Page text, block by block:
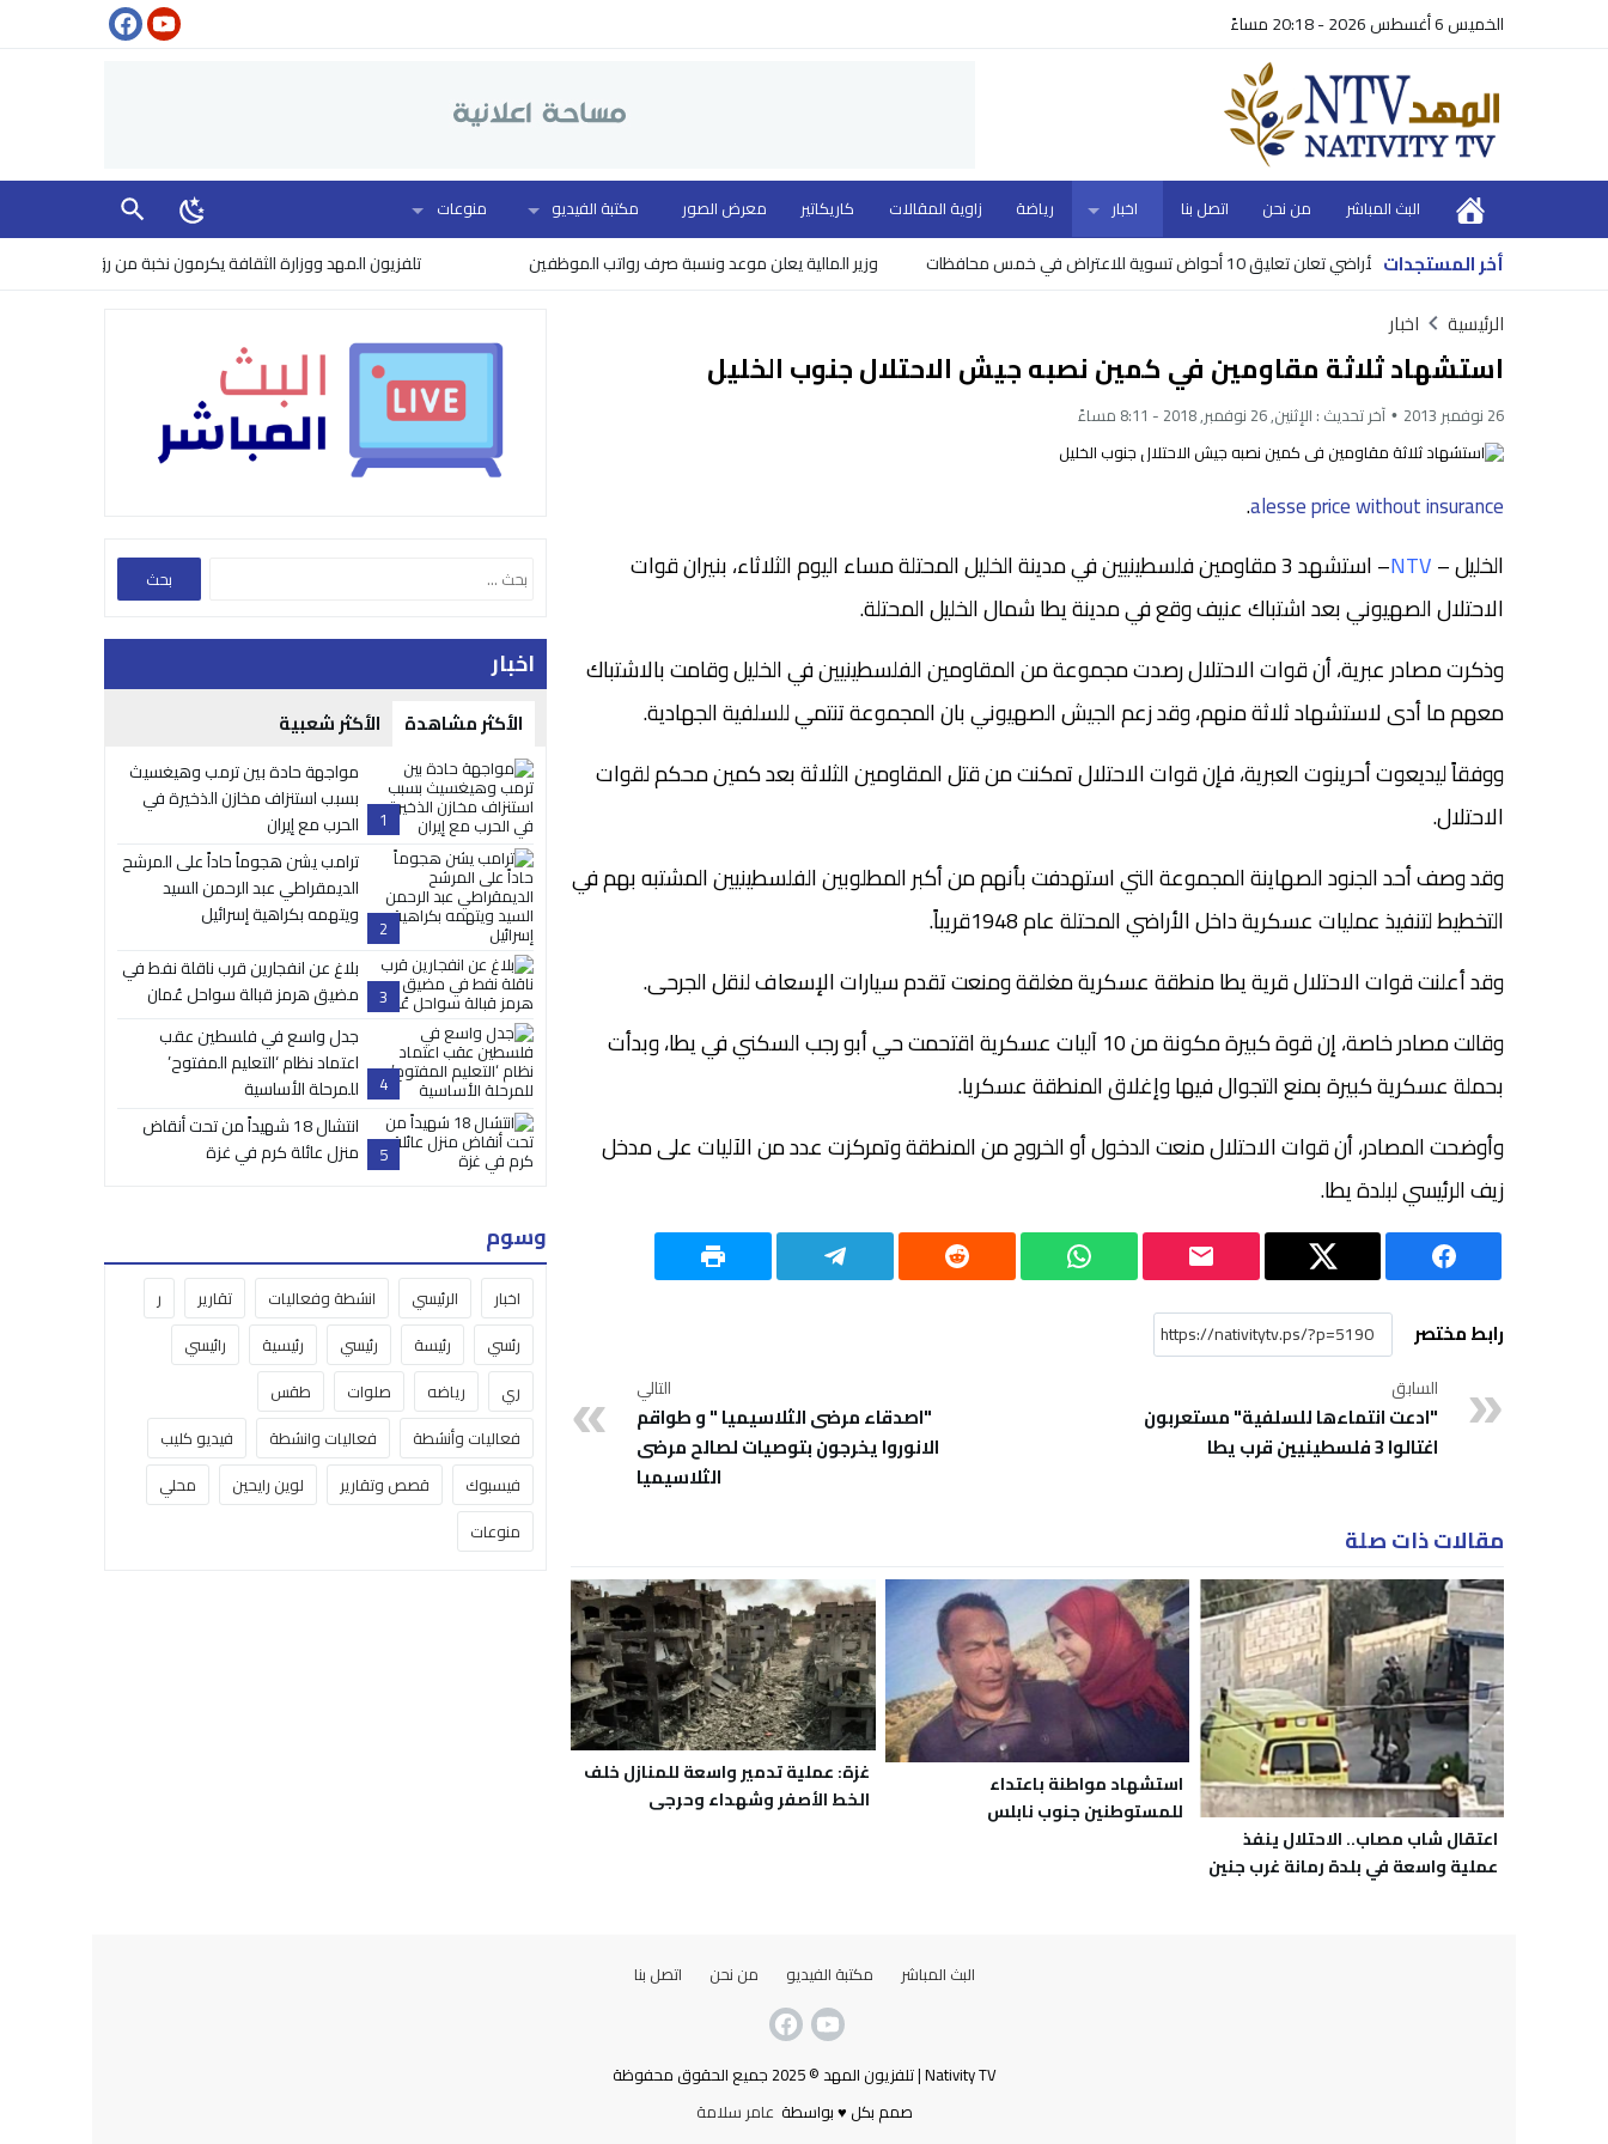
الخميس 6 أغسطس 2026 - 20:18 مساءً
البث المباشر من نحن اتصل بنا اخبار رياضة زاوية المقالات كاريكاتير معرض الصور مكتبة الفيديو منوعات
أخر المستجدات تلفزيون المهد ووزارة الثقافة يكرمون نخبة من روّاد العمل الإعلامي سلطة الأراضي تعلن تعليق 10 أحواض تسوية للاعتراض في خمس محافظات وزير المالية يعلن موعد ونسبة صرف رواتب الموظفين
الرئيسية اخبار
استشهاد ثلاثة مقاومين في كمين نصبه جيش الاحتلال جنوب الخليل
26 نوفمبر 2013 آخر تحديث : الإثنين, 26 نوفمبر, 2018 - 8:11 مساءً
alesse price without insurance
.
الخليل –NTV
– استشهد 3 مقاومين فلسطينيين في مدينة الخليل المحتلة مساء اليوم الثلاثاء، بنيران قوات
الاحتلال الصهيوني بعد اشتباك عنيف وقع في مدينة يطا شمال الخليل المحتلة.
وذكرت مصادر عبرية، أن قوات الاحتلال رصدت مجموعة من المقاومين الفلسطينيين في الخليل وقامت بالاشتباك
معهم ما أدى لاستشهاد ثلاثة منهم، وقد زعم الجيش الصهيوني بان المجموعة تنتمي للسلفية الجهادية.
ووفقاً ليديعوت أحرينوت العبرية، فإن قوات الاحتلال تمكنت من قتل المقاومين الثلاثة بعد كمين محكم لقوات
الاحتلال.
وقد وصف أحد الجنود الصهاينة المجموعة التي استهدفت بأنهم من أكبر المطلوبين الفلسطينيين المشتبه بهم في
التخطيط لتنفيذ عمليات عسكرية داخل الأراضي المحتلة عام 1948قريباً.
وقد أعلنت قوات الاحتلال قرية يطا منطقة عسكرية مغلقة ومنعت تقدم سيارات الإسعاف لنقل الجرحى.
وقالت مصادر خاصة، إن قوة كبيرة مكونة من 10 آليات عسكرية اقتحمت حي أبو رجب السكني في يطا، وبدأت
بحملة عسكرية كبيرة بمنع التجوال فيها وإغلاق المنطقة عسكريا.
وأوضحت المصادر، أن قوات الاحتلال منعت الدخول أو الخروج من المنطقة وتمركزت عدد من الآليات على مدخل
زيف الرئيسي لبلدة يطا.
رابط مختصر
السابق
"ادعت انتماءها للسلفية" مستعربون
اغتالوا 3 فلسطينيين قرب يطا
التالي
"اصدقاء مرضى الثلاسيميا " و طواقم
الانوروا يخرجون بتوصيات لصالح مرضى
الثلاسيميا‎
مقالات ذات صلة
اعتقال شاب مصاب.. الاحتلال ينفذ
عملية واسعة في بلدة رمانة غرب جنين
استشهاد مواطنة باعتداء
للمستوطنين جنوب نابلس
غزة: عملية تدمير واسعة للمنازل خلف
الخط الأصفر وشهداء وحرجى
اخبار
الأكثر مشاهدة الأكثر شعبية
1
مواجهة حادة بين ترمب وهيغسيث
بسبب استنزاف مخازن الذخيرة في
الحرب مع إيران
2
ترامب يشن هجوماً حاداً على المرشح
الديمقراطي عبد الرحمن السيد
ويتهمه بكراهية إسرائيل
3
بلاغ عن انفجارين قرب ناقلة نفط في
مضيق هرمز قبالة سواحل عُمان
4
جدل واسع في فلسطين عقب
اعتماد نظام ‘التعليم المفتوح’
للمرحلة الأساسية
5
انتشال 18 شهيداً من تحت أنقاض
منزل عائلة كرم في غزة
وسوم
اخبار الرئيسي انشطة وفعاليات تقارير
ر
رئسي
رئيسة رئيسي رئيسية
رائيسي
ري
رياضه صلوات
طقس
فعاليات وأنشطة
فعاليات وانشطة
فيديو كليب
فيسبوك
قصص وتقارير لوين رايحين
محلي
منوعات
البث المباشر مكتبة الفيديو من نحن اتصل بنا
Nativity TV | تلفزيون المهد © 2025 جميع الحقوق محفوظة
صمم بكل ♥ بواسطة عامر سلامة